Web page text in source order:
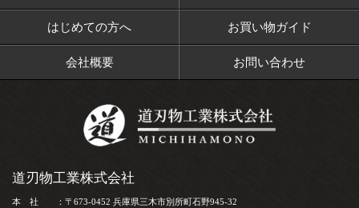
はじめての方へ お買い物ガイド
会社概要 お問い合わせ
道刃物工業株式会社
本 社 ：〒673-0452 兵庫県三木市別所町石野945-32